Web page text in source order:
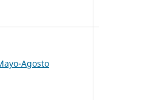
Agosto